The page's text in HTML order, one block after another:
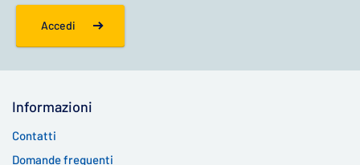
Accedi
Informazioni
Contatti
Domande frequenti